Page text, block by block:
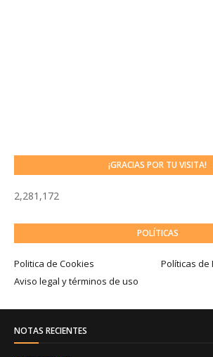
¡GRACIAS POR TU VISITA!
2,281,172
POLÍTICAS
Politica de Cookies
Políticas de
Aviso legal y términos de uso
NOTAS RECIENTES